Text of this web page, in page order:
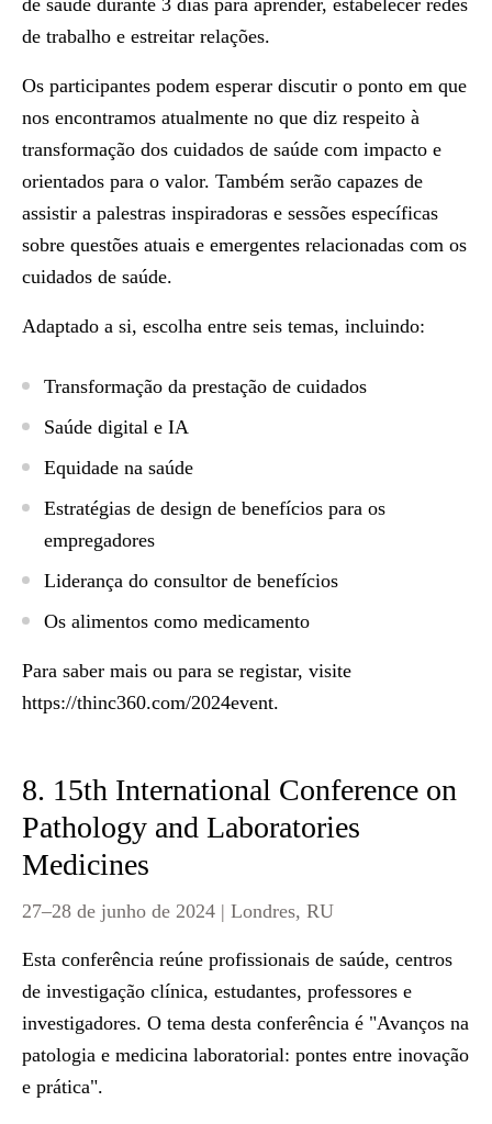
de saúde durante 3 dias para aprender, estabelecer redes
de trabalho e estreitar relações.
Os participantes podem esperar discutir o ponto em que
nos encontramos atualmente no que diz respeito à
transformação dos cuidados de saúde com impacto e
orientados para o valor. Também serão capazes de
assistir a palestras inspiradoras e sessões específicas
sobre questões atuais e emergentes relacionadas com os
cuidados de saúde.
Adaptado a si, escolha entre seis temas, incluindo:
Transformação da prestação de cuidados
Saúde digital e IA
Equidade na saúde
Estratégias de design de benefícios para os
empregadores
Liderança do consultor de benefícios
Os alimentos como medicamento
Para saber mais ou para se registar, visite
https://thinc360.com/2024event.
8. 15th International Conference on
Pathology and Laboratories
Medicines
27–28 de junho de 2024 | Londres, RU
Esta conferência reúne profissionais de saúde, centros
de investigação clínica, estudantes, professores e
investigadores. O tema desta conferência é "Avanços na
patologia e medicina laboratorial: pontes entre inovação
e prática".